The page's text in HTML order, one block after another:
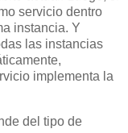
servicio dentro
instancia. Y
las instancias
implementa la
del tipo de